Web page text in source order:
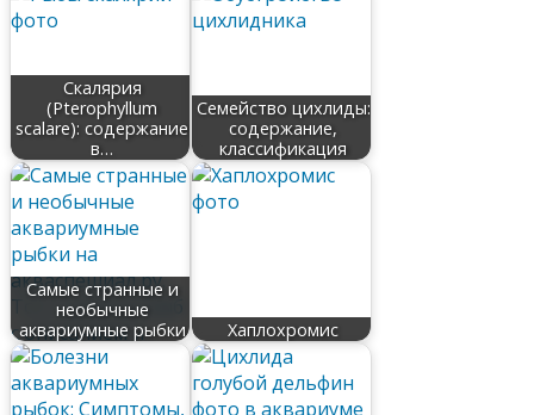
Скалярия
(Pterophyllum
scalare): содержание
в…
Семейство цихлиды:
содержание,
классификация
Самые странные и
необычные
аквариумные рыбки
Хаплохромис